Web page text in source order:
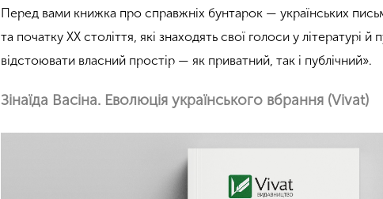
Перед вами книжка про справжніх бунтарок — українських
та початку ХХ століття, які знаходять свої голоси у літературі
відстоювати власний простір — як приватний, так і публічний».
Зінаїда Васіна. Еволюція українського вбрання (Vivat)